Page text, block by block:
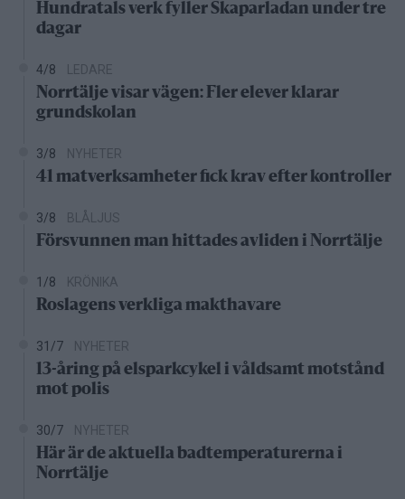
Hundratals verk fyller Skaparladan under tre
dagar
4/8 LEDARE
Norrtälje visar vägen: Fler elever klarar
grundskolan
3/8 NYHETER
41 matverksamheter fick krav efter kontroller
3/8 BLÅLJUS
Försvunnen man hittades avliden i Norrtälje
1/8 KRÖNIKA
Roslagens verkliga makthavare
31/7 NYHETER
13-åring på elsparkcykel i våldsamt motstånd
mot polis
30/7 NYHETER
Här är de aktuella badtemperaturerna i
Norrtälje